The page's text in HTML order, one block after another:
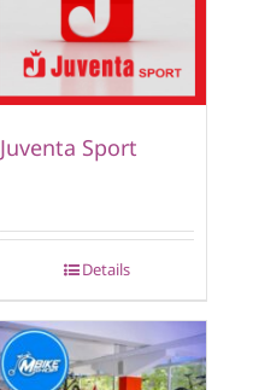
Juventa Sport
Details